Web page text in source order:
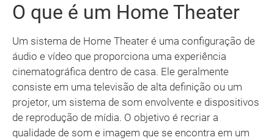
O que é um Home Theater
Um sistema de Home Theater é uma configuração de
áudio e vídeo que proporciona uma experiência
cinematográfica dentro de casa. Ele geralmente
consiste em uma televisão de alta definição ou um
projetor, um sistema de som envolvente e dispositivos
de reprodução de mídia. O objetivo é recriar a
qualidade de som e imagem que se encontra em um